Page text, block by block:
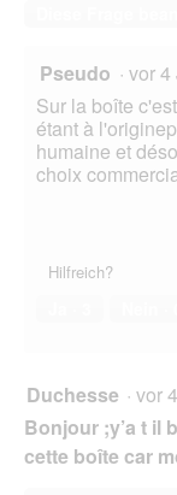
Pseudo · vor 4
Sur la boîte
étant à
humaine et
choix
Hilfreich?
Duchesse · vor
Bonjour ;y’a t il
cette boîte car